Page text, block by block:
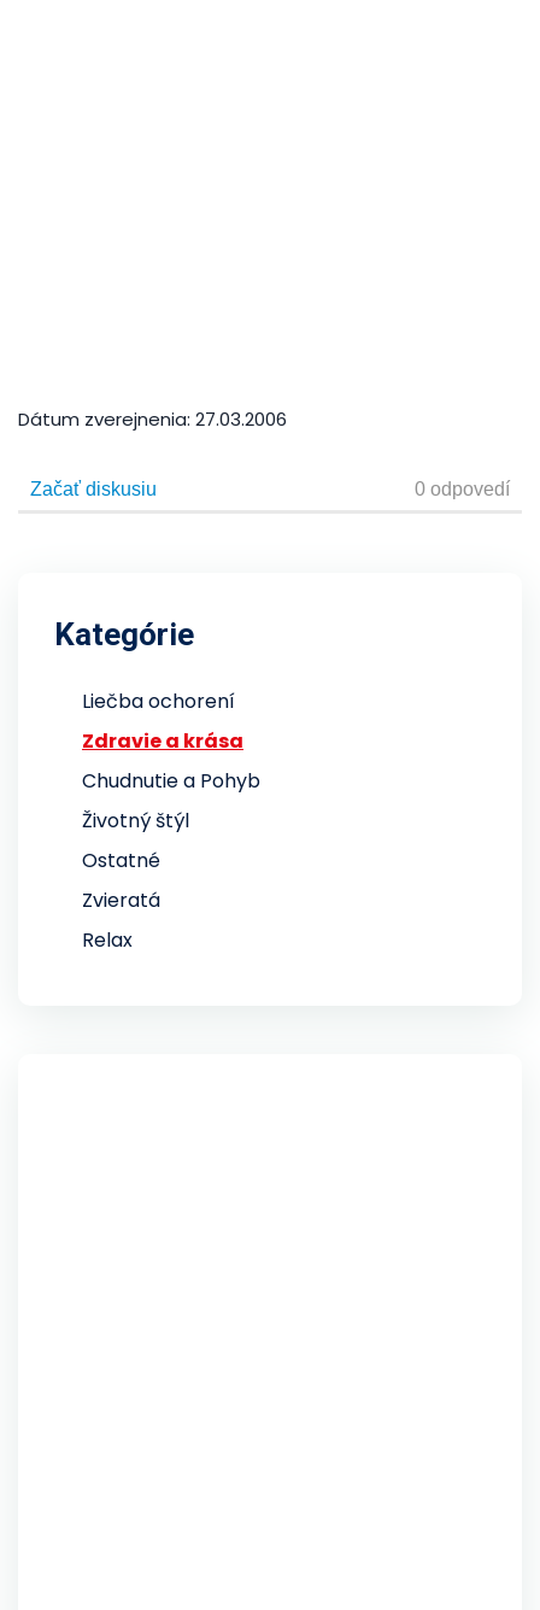
Dátum zverejnenia: 27.03.2006
Kategórie
Liečba ochorení
Zdravie a krása
Chudnutie a Pohyb
Životný štýl
Ostatné
Zvieratá
Relax